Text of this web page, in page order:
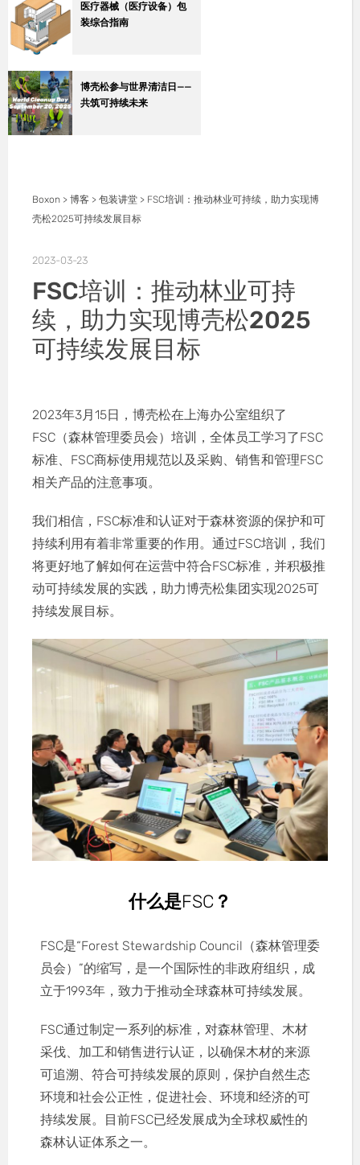
医疗器械（医疗设备）包
装综合指南
博壳松参与世界清洁日——
共筑可持续未来
Boxon > 博客 > 包装讲堂 > FSC培训：推动林业可持续，助力实现博
壳松2025可持续发展目标
2023-03-23
FSC培训：推动林业可持
续，助力实现博壳松2025
可持续发展目标
2023年3月15日，博壳松在上海办公室组织了
FSC（森林管理委员会）培训，全体员工学习了FSC
标准、FSC商标使用规范以及采购、销售和管理FSC
相关产品的注意事项。
我们相信，FSC标准和认证对于森林资源的保护和可
持续利用有着非常重要的作用。通过FSC培训，我们
将更好地了解如何在运营中符合FSC标准，并积极推
动可持续发展的实践，助力博壳松集团实现2025可
持续发展目标。
什么是FSC？
FSC是“Forest Stewardship Council（森林管理委
员会）”的缩写，是一个国际性的非政府组织，成
立于1993年，致力于推动全球森林可持续发展。
FSC通过制定一系列的标准，对森林管理、木材
采伐、加工和销售进行认证，以确保木材的来源
可追溯、符合可持续发展的原则，保护自然生态
环境和社会公正性，促进社会、环境和经济的可
持续发展。目前FSC已经发展成为全球权威性的
森林认证体系之一。